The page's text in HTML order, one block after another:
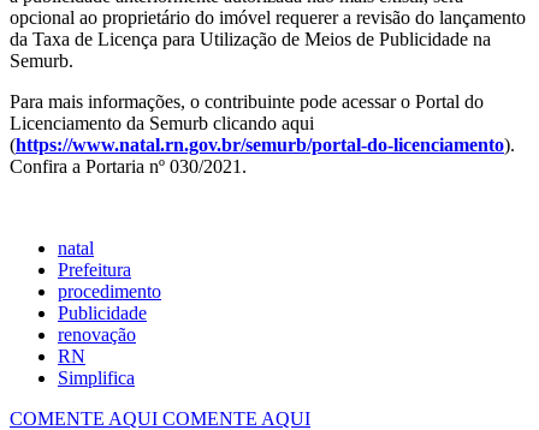
opcional ao proprietário do imóvel requerer a revisão do lançamento
da Taxa de Licença para Utilização de Meios de Publicidade na
Semurb.
Para mais informações, o contribuinte pode acessar o Portal do
Licenciamento da Semurb clicando aqui
(https://www.natal.rn.gov.br/semurb/portal-do-licenciamento).
Confira a Portaria nº 030/2021.
natal
Prefeitura
procedimento
Publicidade
renovação
RN
Simplifica
COMENTE AQUI COMENTE AQUI